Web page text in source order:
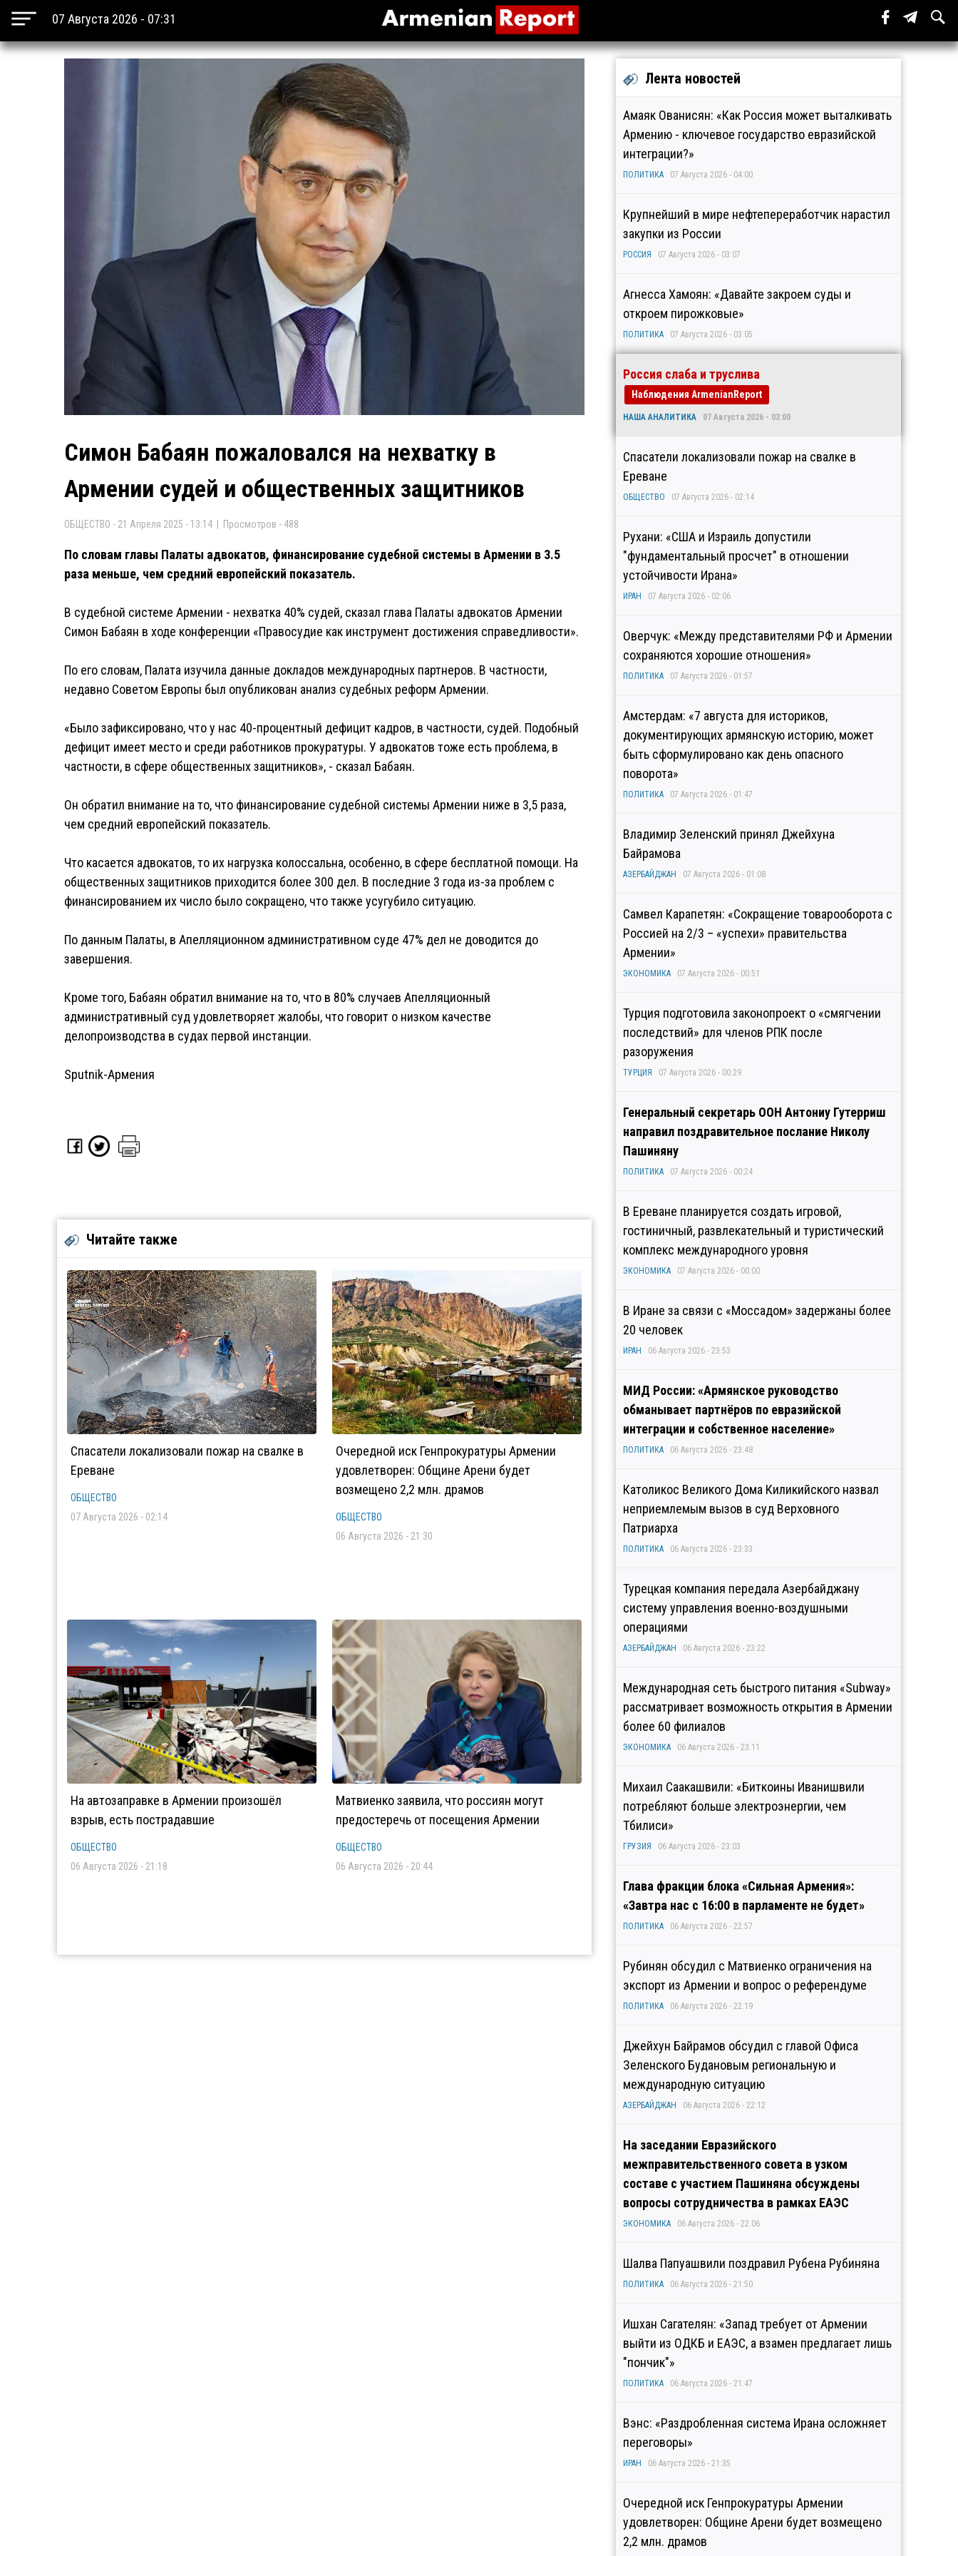
07 Августа 2026 - 07:31
Симон Бабаян пожаловался на нехватку в
Армении судей и общественных защитников
ОБЩЕСТВО - 21 Апреля 2025 - 13:14 | Просмотров - 488
По словам главы Палаты адвокатов, финансирование судебной системы в Армении в 3.5
раза меньше, чем средний европейский показатель.
В судебной системе Армении - нехватка 40% судей, сказал глава Палаты адвокатов Армении
Симон Бабаян в ходе конференции «Правосудие как инструмент достижения справедливости».
По его словам, Палата изучила данные докладов международных партнеров. В частности,
недавно Советом Европы был опубликован анализ судебных реформ Армении.
«Было зафиксировано, что у нас 40-процентный дефицит кадров, в частности, судей. Подобный
дефицит имеет место и среди работников прокуратуры. У адвокатов тоже есть проблема, в
частности, в сфере общественных защитников», - сказал Бабаян.
Он обратил внимание на то, что финансирование судебной системы Армении ниже в 3,5 раза,
чем средний европейский показатель.
Что касается адвокатов, то их нагрузка колоссальна, особенно, в сфере бесплатной помощи. На
общественных защитников приходится более 300 дел. В последние 3 года из-за проблем с
финансированием их число было сокращено, что также усугубило ситуацию.
По данным Палаты, в Апелляционном административном суде 47% дел не доводится до
завершения.
Кроме того, Бабаян обратил внимание на то, что в 80% случаев Апелляционный
административный суд удовлетворяет жалобы, что говорит о низком качестве
делопроизводства в судах первой инстанции.
Sputnik-Армения
Читайте также
Спасатели локализовали пожар на свалке в
Ереване
ОБЩЕСТВО
07 Августа 2026 - 02:14
Очередной иск Генпрокуратуры Армении
удовлетворен: Общине Арени будет
возмещено 2,2 млн. драмов
ОБЩЕСТВО
06 Августа 2026 - 21:30
На автозаправке в Армении произошёл
взрыв, есть пострадавшие
ОБЩЕСТВО
06 Августа 2026 - 21:18
Матвиенко заявила, что россиян могут
предостеречь от посещения Армении
ОБЩЕСТВО
06 Августа 2026 - 20:44
Лента новостей
Амаяк Ованисян: «Как Россия может выталкивать
Армению - ключевое государство евразийской
интеграции?»
ПОЛИТИКА 07 Августа 2026 - 04:00
Крупнейший в мире нефтепереработчик нарастил
закупки из России
РОССИЯ 07 Августа 2026 - 03:07
Агнесса Хамоян: «Давайте закроем суды и
откроем пирожковые»
ПОЛИТИКА 07 Августа 2026 - 03:05
Россия слаба и труслива
Наблюдения ArmenianReport
НАША АНАЛИТИКА 07 Августа 2026 - 03:00
Спасатели локализовали пожар на свалке в
Ереване
ОБЩЕСТВО 07 Августа 2026 - 02:14
Рухани: «США и Израиль допустили
"фундаментальный просчет" в отношении
устойчивости Ирана»
ИРАН 07 Августа 2026 - 02:06
Оверчук: «Между представителями РФ и Армении
сохраняются хорошие отношения»
ПОЛИТИКА 07 Августа 2026 - 01:57
Амстердам: «7 августа для историков,
документирующих армянскую историю, может
быть сформулировано как день опасного
поворота»
ПОЛИТИКА 07 Августа 2026 - 01:47
Владимир Зеленский принял Джейхуна
Байрамова
АЗЕРБАЙДЖАН 07 Августа 2026 - 01:08
Самвел Карапетян: «Сокращение товарооборота с
Россией на 2/3 – «успехи» правительства
Армении»
ЭКОНОМИКА 07 Августа 2026 - 00:51
Турция подготовила законопроект о «смягчении
последствий» для членов РПК после
разоружения
ТУРЦИЯ 07 Августа 2026 - 00:29
Генеральный секретарь ООН Антониу Гутерриш
направил поздравительное послание Николу
Пашиняну
ПОЛИТИКА 07 Августа 2026 - 00:24
В Ереване планируется создать игровой,
гостиничный, развлекательный и туристический
комплекс международного уровня
ЭКОНОМИКА 07 Августа 2026 - 00:00
В Иране за связи с «Моссадом» задержаны более
20 человек
ИРАН 06 Августа 2026 - 23:53
МИД России: «Армянское руководство
обманывает партнёров по евразийской
интеграции и собственное население»
ПОЛИТИКА 06 Августа 2026 - 23:48
Католикос Великого Дома Киликийского назвал
неприемлемым вызов в суд Верховного
Патриарха
ПОЛИТИКА 06 Августа 2026 - 23:33
Турецкая компания передала Азербайджану
систему управления военно-воздушными
операциями
АЗЕРБАЙДЖАН 06 Августа 2026 - 23:22
Международная сеть быстрого питания «Subway»
рассматривает возможность открытия в Армении
более 60 филиалов
ЭКОНОМИКА 06 Августа 2026 - 23:11
Михаил Саакашвили: «Биткоины Иванишвили
потребляют больше электроэнергии, чем
Тбилиси»
ГРУЗИЯ 06 Августа 2026 - 23:03
Глава фракции блока «Сильная Армения»:
«Завтра нас с 16:00 в парламенте не будет»
ПОЛИТИКА 06 Августа 2026 - 22:57
Рубинян обсудил с Матвиенко ограничения на
экспорт из Армении и вопрос о референдуме
ПОЛИТИКА 06 Августа 2026 - 22:19
Джейхун Байрамов обсудил с главой Офиса
Зеленского Будановым региональную и
международную ситуацию
АЗЕРБАЙДЖАН 06 Августа 2026 - 22:12
На заседании Евразийского
межправительственного совета в узком
составе с участием Пашиняна обсуждены
вопросы сотрудничества в рамках ЕАЭС
ЭКОНОМИКА 06 Августа 2026 - 22:06
Шалва Папуашвили поздравил Рубена Рубиняна
ПОЛИТИКА 06 Августа 2026 - 21:50
Ишхан Сагателян: «Запад требует от Армении
выйти из ОДКБ и ЕАЭС, а взамен предлагает лишь
"пончик"»
ПОЛИТИКА 06 Августа 2026 - 21:47
Вэнс: «Раздробленная система Ирана осложняет
переговоры»
ИРАН 06 Августа 2026 - 21:35
Очередной иск Генпрокуратуры Армении
удовлетворен: Общине Арени будет возмещено
2,2 млн. драмов